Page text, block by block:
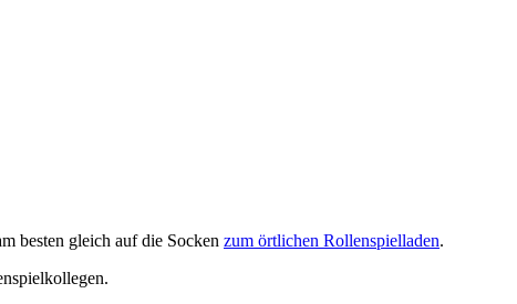
besten gleich auf die Socken zum örtlichen Rollenspielladen.